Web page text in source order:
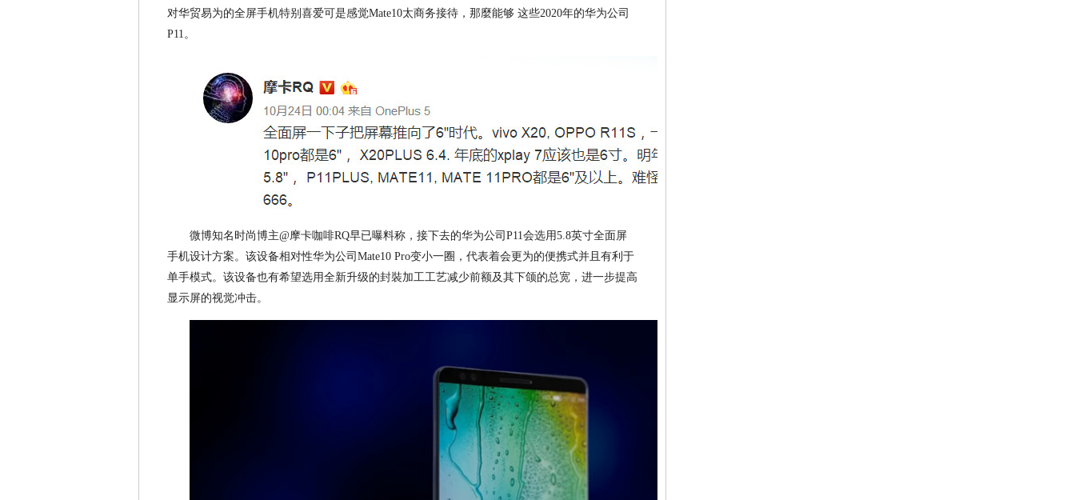
对华贸易为的全屏手机特别喜爱可是感觉Mate10太商务接待，那麼能够 这些2020年的华为公司
P11。
微博知名时尚博主@摩卡咖啡RQ早已曝料称，接下去的华为公司P11会选用5.8英寸全面屏
手机设计方案。该设备相对性华为公司Mate10 Pro变小一圈，代表着会更为的便携式并且有利于
单手模式。该设备也有希望选用全新升级的封裝加工工艺减少前额及其下颌的总宽，进一步提高
显示屏的视觉冲击。